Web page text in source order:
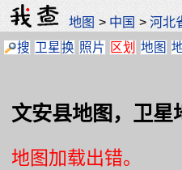
地图 > 中国 >河北
搜 卫星换 照片 区划 地图
文安县地图，卫星
地图加载出错。